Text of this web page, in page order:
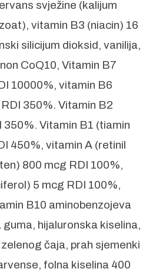
svježine (kalijum
vitamin B3 (niacin) 16
silicijum dioksid, vanilija,
CoQ10, Vitamin B7
10000%, vitamin B6
350%. Vitamin B2
350%. Vitamin B1 (tiamin
450%, vitamin A (retinil
800 mcg RDI 100%,
5 mcg RDI 100%,
B10 aminobenzojeva
hijaluronska kiselina,
čaja, prah sjemenki
folna kiselina 400